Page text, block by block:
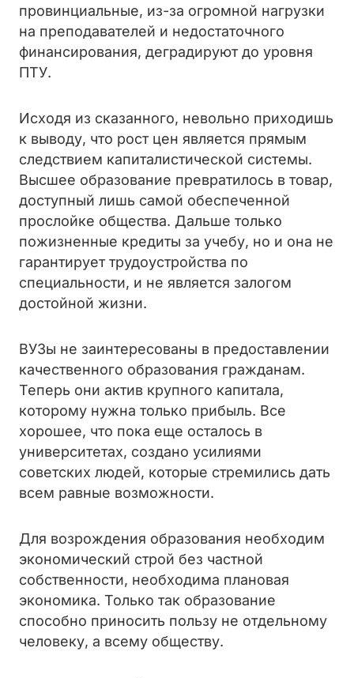
провинциальные, из-за огромной нагрузки
на преподавателей и недостаточного
финансирования, деградируют до уровня
ПТУ.
Исходя из сказанного, невольно приходишь
к выводу, что рост цен является прямым
следствием капиталистической системы.
Высшее образование превратилось в товар,
доступный лишь самой обеспеченной
прослойке общества. Дальше только
пожизненные кредиты за учебу, но и она не
гарантирует трудоустройства по
специальности, и не является залогом
достойной жизни.
ВУЗы не заинтересованы в предоставлении
качественного образования гражданам.
Теперь они актив крупного капитала,
которому нужна только прибыль. Все
хорошее, что пока еще осталось в
университетах, создано усилиями
советских людей, которые стремились дать
всем равные возможности.
Для возрождения образования необходим
экономический строй без частной
собственности, необходима плановая
экономика. Только так образование
способно приносить пользу не отдельному
человеку, а всему обществу.